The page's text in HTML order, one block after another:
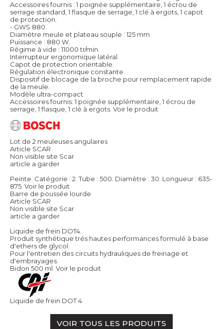
Accessoires fournis : 1 poignée supplémentaire, 1 écrou de
serrage standard, 1 flasque de serrage, 1 clé à ergots, 1 capot
de protection.
- GWS 880.
Diamètre meule et plateau souple : 125 mm.
Puissance : 880 W.
Régime à vide : 11000 tr/min.
Interrupteur ergonomique latéral.
Capot de protection orientable.
Régulation électronique constante.
Dispositif de blocage de la broche pour remplacement rapide
de la meule.
Modèle ultra-compact.
Accessoires fournis: 1 poignée supplémentaire, 1 écrou de
serrage, 1 flasque, 1 clé à ergots. Voir le produit
Lot de 2 meuleuses angulaires
Article SCAR
Non visible site Scar
article a garder
Peinte. Catégorie : 2. Tube : 500. Diamètre : 30. Longueur : 635-
875. Voir le produit
Barre de poussée lourde
Article SCAR
Non visible site Scar
article a garder
Liquide de frein DOT4.
Produit synthétique trés hautes performances formulé à base
d'ethers de glycol.
Pour l'entretien des circuits hydrauliques de freinage et
d'embrayages.
Bidon 500 ml. Voir le produit
Liquide de frein DOT 4
VOIR TOUS LES PRODUITS